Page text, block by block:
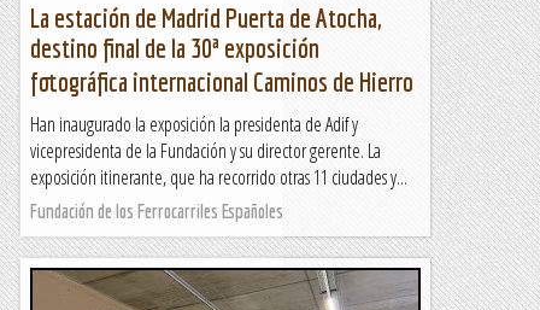
La estación de Madrid Puerta de Atocha,
destino final de la 30ª exposición
fotográfica internacional Caminos de Hierro
Han inaugurado la exposición la presidenta de Adif y
vicepresidenta de la Fundación y su director gerente. La
exposición itinerante, que ha recorrido otras 11 ciudades y...
Fundación de los Ferrocarriles Españoles